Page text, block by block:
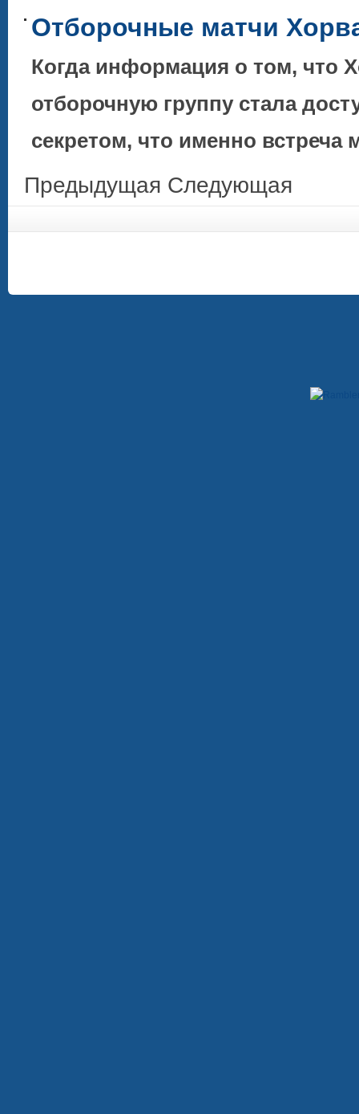
Отборочные матчи
Когда информация о том, что
отборочную группу стала
секретом, что именно
Предыдущая Следующая